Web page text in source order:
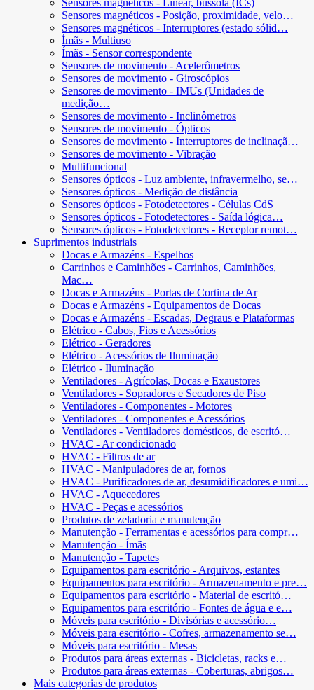
Sensores magnéticos - Linear, bússola (ICs)
Sensores magnéticos - Posição, proximidade, velo…
Sensores magnéticos - Interruptores (estado sólid…
Ímãs - Multiuso
Ímãs - Sensor correspondente
Sensores de movimento - Acelerômetros
Sensores de movimento - Giroscópios
Sensores de movimento - IMUs (Unidades de
medição…
Sensores de movimento - Inclinômetros
Sensores de movimento - Ópticos
Sensores de movimento - Interruptores de inclinaçã…
Sensores de movimento - Vibração
Multifuncional
Sensores ópticos - Luz ambiente, infravermelho, se…
Sensores ópticos - Medição de distância
Sensores ópticos - Fotodetectores - Células CdS
Sensores ópticos - Fotodetectores - Saída lógica…
Sensores ópticos - Fotodetectores - Receptor remot…
Suprimentos industriais
Docas e Armazéns - Espelhos
Carrinhos e Caminhões - Carrinhos, Caminhões,
Mac…
Docas e Armazéns - Portas de Cortina de Ar
Docas e Armazéns - Equipamentos de Docas
Docas e Armazéns - Escadas, Degraus e Plataformas
Elétrico - Cabos, Fios e Acessórios
Elétrico - Geradores
Elétrico - Acessórios de Iluminação
Elétrico - Iluminação
Ventiladores - Agrícolas, Docas e Exaustores
Ventiladores - Sopradores e Secadores de Piso
Ventiladores - Componentes - Motores
Ventiladores - Componentes e Acessórios
Ventiladores - Ventiladores domésticos, de escritó…
HVAC - Ar condicionado
HVAC - Filtros de ar
HVAC - Manipuladores de ar, fornos
HVAC - Purificadores de ar, desumidificadores e umi…
HVAC - Aquecedores
HVAC - Peças e acessórios
Produtos de zeladoria e manutenção
Manutenção - Ferramentas e acessórios para compr…
Manutenção - Ímãs
Manutenção - Tapetes
Equipamentos para escritório - Arquivos, estantes
Equipamentos para escritório - Armazenamento e pre…
Equipamentos para escritório - Material de escritó…
Equipamentos para escritório - Fontes de água e e…
Móveis para escritório - Divisórias e acessório…
Móveis para escritório - Cofres, armazenamento se…
Móveis para escritório - Mesas
Produtos para áreas externas - Bicicletas, racks e…
Produtos para áreas externas - Coberturas, abrigos…
Mais categorias de produtos